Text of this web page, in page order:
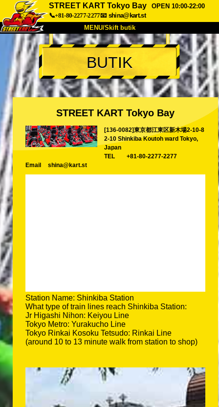
STREET KART Tokyo Bay
OPEN 10:00-22:00
📞+81-80-2277-2277📧 shina@kart.st
MENU/Skift butik
TOP
Om Specifikationer Pris
Adgang Stemme FAQ
Virksomhed Booking
Skift butik
Tokyo Shinagawa Tokyo Akihabara#1
Tokyo Akihabara#2
Tokyo Shibuya Annex
BUTIK
STREET KART Tokyo Bay
[136-0082]東京都江東区新木場2-10-8
2-10 Shinkiba Koutoh ward Tokyo,
Japan
TEL
+81-80-2277-2277
Email
shina@kart.st
Station Name: Shinkiba Station
What type of train lines reach Shinkiba Station:
Jr Higashi Nihon: Keiyou Line
Tokyo Metro: Yurakucho Line
Tokyo Rinkai Kosoku Tetsudo: Rinkai Line
(around 10 to 13 minute walk from station to shop)